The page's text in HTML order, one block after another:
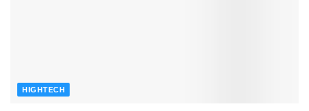
HIGHTECH